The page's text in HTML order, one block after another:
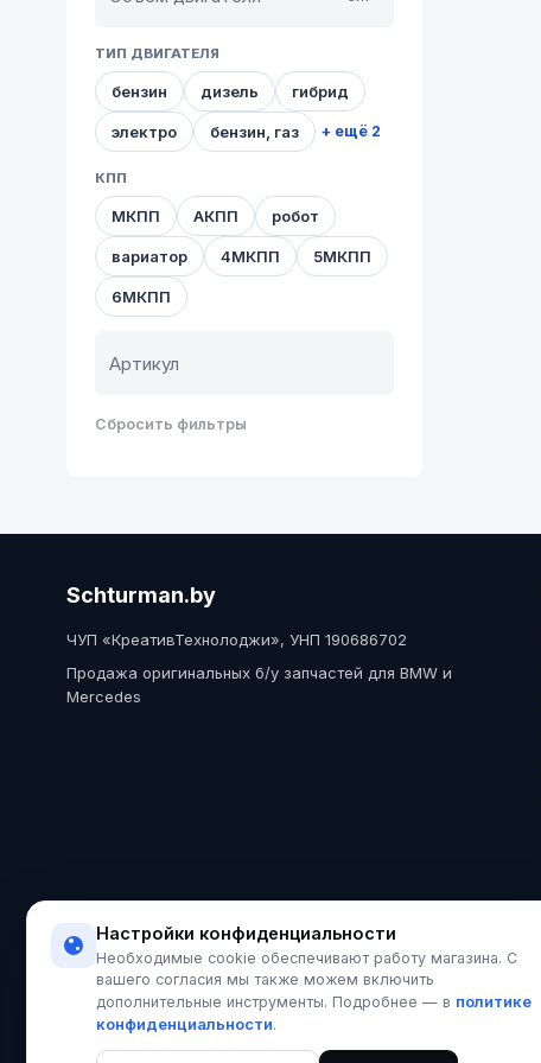
ТИП ДВИГАТЕЛЯ
бензин дизель гибрид
электро бензин, газ + ещё 2
КПП
МКПП АКПП робот
вариатор 4МКПП 5МКПП
6МКПП
Сбросить фильтры
Schturman.by
ЧУП «КреативТехнолоджи», УНП 190686702
Продажа оригинальных б/у запчастей для BMW и
Mercedes
Настройки конфиденциальности
Необходимые cookie обеспечивают работу магазина. С
вашего согласия мы также можем включить
дополнительные инструменты. Подробнее — в политике
конфиденциальности.